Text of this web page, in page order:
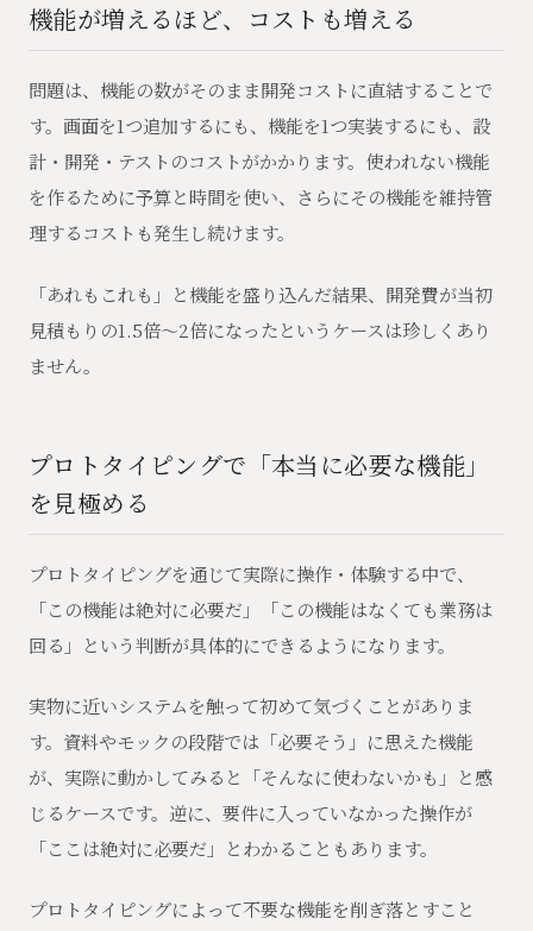
機能が増えるほど、コストも増える
問題は、機能の数がそのまま開発コストに直結することで
す。画面を1つ追加するにも、機能を1つ実装するにも、設
計・開発・テストのコストがかかります。使われない機能
を作るために予算と時間を使い、さらにその機能を維持管
理するコストも発生し続けます。
「あれもこれも」と機能を盛り込んだ結果、開発費が当初
見積もりの1.5倍〜2倍になったというケースは珍しくあり
ません。
プロトタイピングで「本当に必要な機能」
を見極める
プロトタイピングを通じて実際に操作・体験する中で、
「この機能は絶対に必要だ」「この機能はなくても業務は
回る」という判断が具体的にできるようになります。
実物に近いシステムを触って初めて気づくことがありま
す。資料やモックの段階では「必要そう」に思えた機能
が、実際に動かしてみると「そんなに使わないかも」と感
じるケースです。逆に、要件に入っていなかった操作が
「ここは絶対に必要だ」とわかることもあります。
プロトタイピングによって不要な機能を削ぎ落とすこと